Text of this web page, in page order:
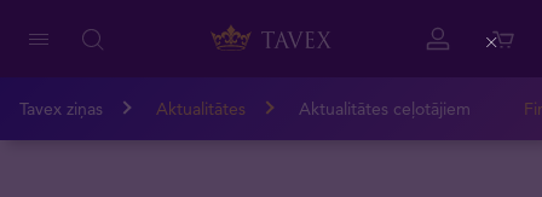
Tavex ziņas Aktualitātes Aktualitātes ceļotājiem
Close